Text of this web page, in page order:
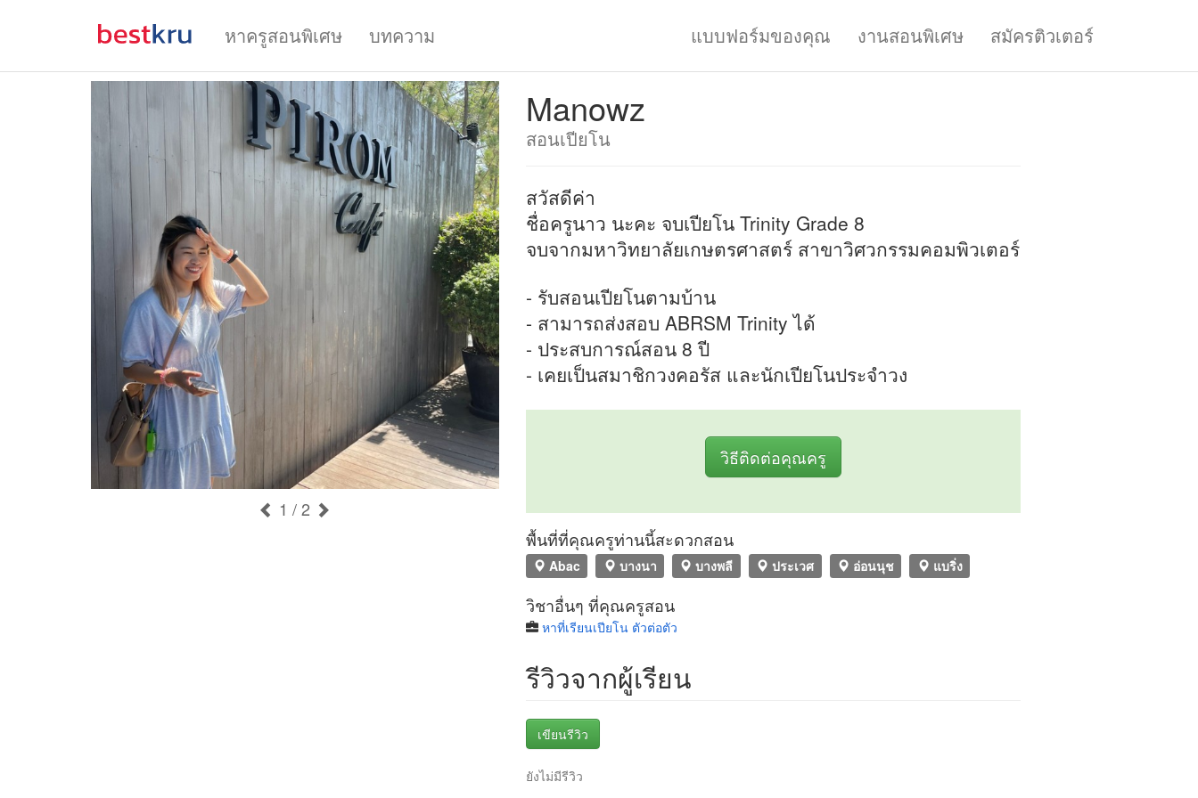
หาครูสอนพิเศษ บทความ แบบฟอร์มของคุณ งานสอนพิเศษ สมัครติวเตอร์
1 / 2
Manowz
สอนเปียโน
สวัสดีค่า
ชื่อครูนาว นะคะ จบเปียโน Trinity Grade 8
จบจากมหาวิทยาลัยเกษตรศาสตร์ สาขาวิศวกรรมคอมพิวเตอร์
- รับสอนเปียโนตามบ้าน
- สามารถส่งสอบ ABRSM Trinity ได้
- ประสบการณ์สอน 8 ปี
- เคยเป็นสมาชิกวงคอรัส และนักเปียโนประจำวง
วิธีติดต่อคุณครู
พื้นที่ที่คุณครูท่านนี้สะดวกสอน
Abac บางนา บางพลี ประเวศ อ่อนนุช แบริ่ง
วิชาอื่นๆ ที่คุณครูสอน
หาที่เรียนเปียโน ตัวต่อตัว
รีวิวจากผู้เรียน
เขียนรีวิว
ยังไม่มีรีวิว